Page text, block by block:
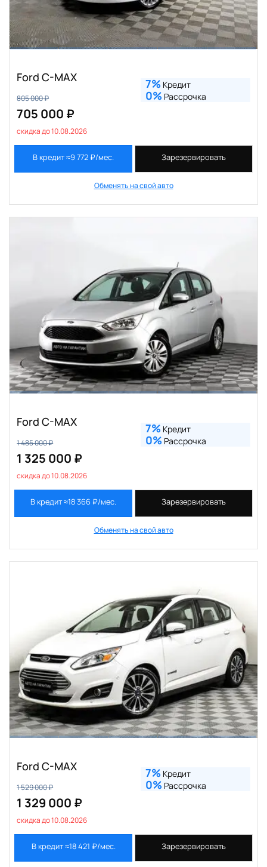
Ford C-MAX
805 000 ₽
705 000 ₽
скидка до 10.08.2026
7% Кредит
0% Рассрочка
В кредит ≈9 772 ₽/мес. Зарезервировать
Обменять на свой авто
Ford C-MAX
1 485 000 ₽
1 325 000 ₽
скидка до 10.08.2026
7% Кредит
0% Рассрочка
В кредит ≈18 366 ₽/мес. Зарезервировать
Обменять на свой авто
Ford C-MAX
1 529 000 ₽
1 329 000 ₽
скидка до 10.08.2026
7% Кредит
0% Рассрочка
В кредит ≈18 421 ₽/мес. Зарезервировать